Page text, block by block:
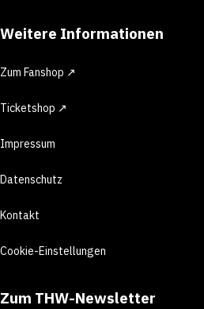
Weitere Informationen
Zum Fanshop ↗
Ticketshop ↗
Impressum
Datenschutz
Kontakt
Cookie-Einstellungen
Zum THW-Newsletter